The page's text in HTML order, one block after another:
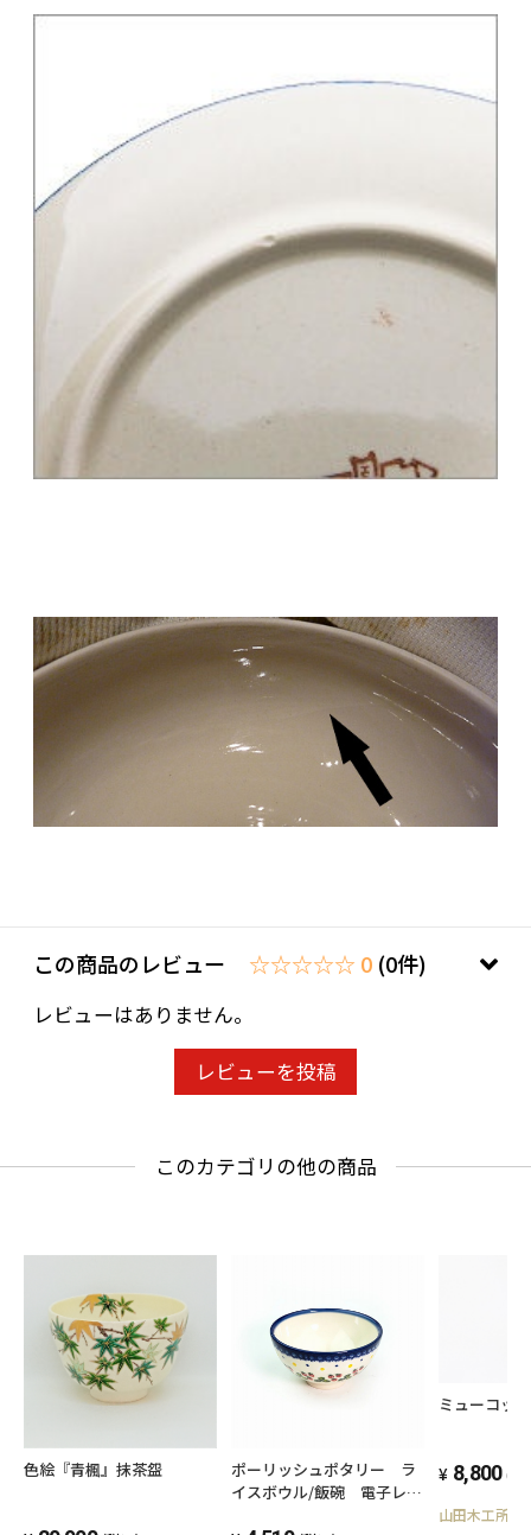
この商品のレビュー ☆☆☆☆☆ 0 (0件)
レビューはありません。
レビューを投稿
このカテゴリの他の商品
色絵『青楓』抹茶盌
ポーリッシュポタリー ラ
イスボウル/飯碗 電子レン
ミューコッ
8,800 (税
山田木工所